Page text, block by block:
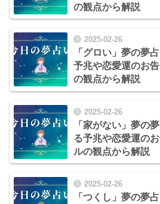
の観点から解説
2025-02-26
「グロい」夢の夢
予兆や恋愛運のお
の観点から解説
2025-02-26
「家がない」夢の
る予兆や恋愛運の
ルの観点から解説
2025-02-26
「つくし」夢の夢